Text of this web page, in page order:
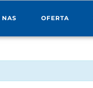
NAS OFERTA